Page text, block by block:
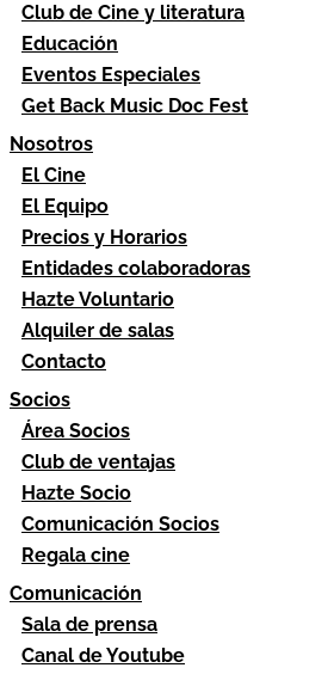
Club de Cine y literatura
Educación
Eventos Especiales
Get Back Music Doc Fest
Nosotros
El Cine
El Equipo
Precios y Horarios
Entidades colaboradoras
Hazte Voluntario
Alquiler de salas
Contacto
Socios
Área Socios
Club de ventajas
Hazte Socio
Comunicación Socios
Regala cine
Comunicación
Sala de prensa
Canal de Youtube